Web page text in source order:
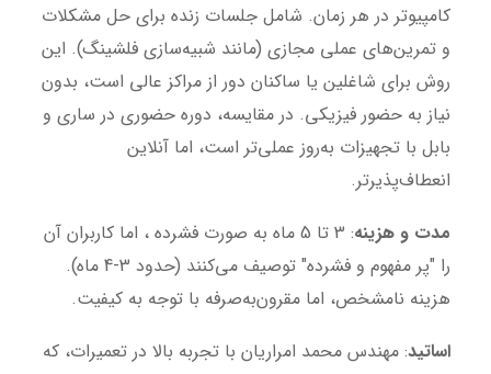
کامپیوتر در هر زمان. شامل جلسات زنده برای حل مشکلات
و تمرین‌های عملی مجازی (مانند شبیه‌سازی فلشینگ). این
روش برای شاغلین یا ساکنان دور از مراکز عالی است، بدون
نیاز به حضور فیزیکی. در مقایسه، دوره حضوری در ساری و
بابل با تجهیزات به‌روز عملی‌تر است، اما آنلاین
انعطاف‌پذیرتر.
مدت و هزینه
: 3 تا 5 ماه به صورت فشرده ، اما کاربران آن
را "پر مفهوم و فشرده" توصیف می‌کنند (حدود 3-4 ماه).
هزینه نامشخص، اما مقرون‌به‌صرفه با توجه به کیفیت.
اساتید: مهندس محمد امراریان با تجربه بالا در تعمیرات، که